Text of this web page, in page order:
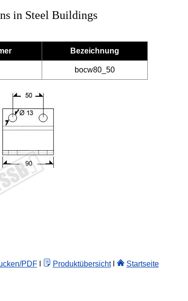
in Steel Buildings
Bezeichnung
bocw80_50
PDFl Produktübersichtl Startseite